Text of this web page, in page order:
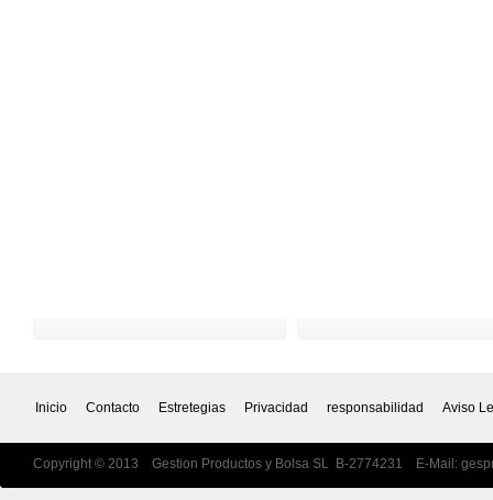
Inicio Contacto Estretegias Privacidad responsabilidad Aviso
Copyright © 2013 Gestion Productos y Bolsa SL B-2774231 E-Mail: